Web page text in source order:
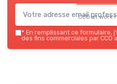
CCO at work
* En remplissant ce formulaire,
des fins commerciales par CCO